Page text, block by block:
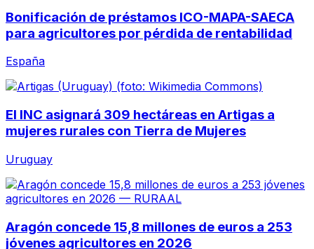
Bonificación de préstamos ICO-MAPA-SAECA
para agricultores por pérdida de rentabilidad
España
El INC asignará 309 hectáreas en Artigas a
mujeres rurales con Tierra de Mujeres
Uruguay
Aragón concede 15,8 millones de euros a 253
jóvenes agricultores en 2026